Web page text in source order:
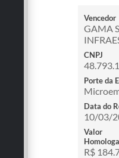
Vencedor
GAMA
CNPJ
Porte da
Data do
10/03/
Valor
R$